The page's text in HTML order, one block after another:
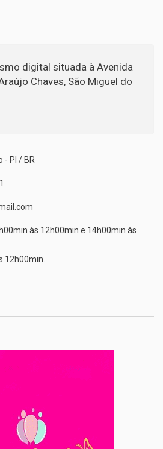
digital situada à Avenida
Chaves, São Miguel do
- PI / BR
às 12h00min e 14h00min às
12h00min.